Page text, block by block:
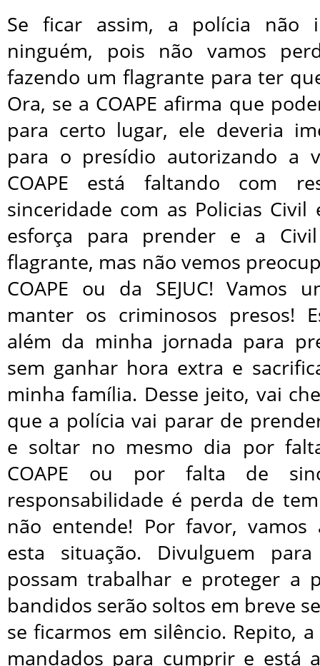
Se ficar assim, a polícia não
ninguém, pois não vamos
fazendo um flagrante para ter
Ora, se a COAPE afirma que
para certo lugar, ele deveria
para o presídio autorizando a
COAPE está faltando com
sinceridade com as Policias
esforça para prender e a
flagrante, mas não vemos
COAPE ou da SEJUC! Vamos
manter os criminosos presos!
além da minha jornada para
sem ganhar hora extra e
minha família. Desse jeito, vai
que a polícia vai parar de
e soltar no mesmo dia por
COAPE ou por falta de
responsabilidade é perda de
não entende! Por favor,
esta situação. Divulguem
possam trabalhar e proteger a
bandidos serão soltos em breve
se ficarmos em silêncio. Repito,
mandados para cumprir e está